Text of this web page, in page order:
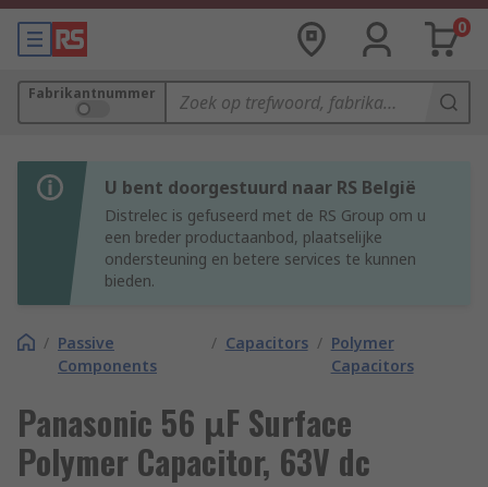
0
Fabrikantnummer
U bent doorgestuurd naar RS België
Distrelec is gefuseerd met de RS Group om u
een breder productaanbod, plaatselijke
ondersteuning en betere services te kunnen
bieden.
/ Passive
Components
/ Capacitors / Polymer
Capacitors
Panasonic 56 μF Surface
Polymer Capacitor, 63V dc